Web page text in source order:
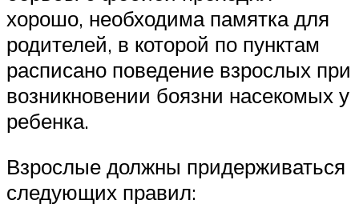
хорошо, необходима памятка для
родителей, в которой по пунктам
расписано поведение взрослых при
возникновении боязни насекомых у
ребенка.
Взрослые должны придерживаться
следующих правил: